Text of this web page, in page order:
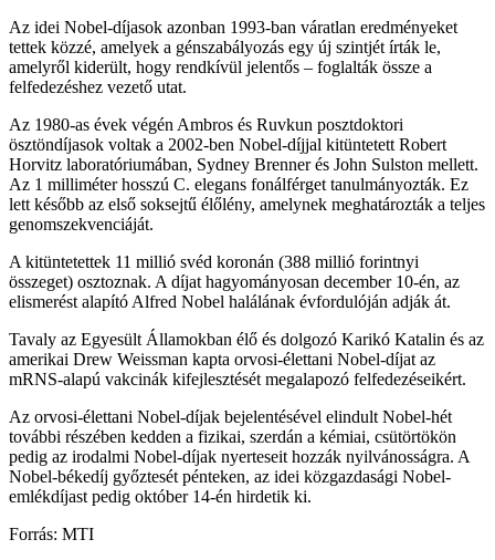
Az idei Nobel-díjasok azonban 1993-ban váratlan eredményeket
tettek közzé, amelyek a génszabályozás egy új szintjét írták le,
amelyről kiderült, hogy rendkívül jelentős – foglalták össze a
felfedezéshez vezető utat.
Az 1980-as évek végén Ambros és Ruvkun posztdoktori
ösztöndíjasok voltak a 2002-ben Nobel-díjjal kitüntetett Robert
Horvitz laboratóriumában, Sydney Brenner és John Sulston mellett.
Az 1 milliméter hosszú C. elegans fonálférget tanulmányozták. Ez
lett később az első soksejtű élőlény, amelynek meghatározták a teljes
genomszekvenciáját.
A kitüntetettek 11 millió svéd koronán (388 millió forintnyi
összeget) osztoznak. A díjat hagyományosan december 10-én, az
elismerést alapító Alfred Nobel halálának évfordulóján adják át.
Tavaly az Egyesült Államokban élő és dolgozó Karikó Katalin és az
amerikai Drew Weissman kapta orvosi-élettani Nobel-díjat az
mRNS-alapú vakcinák kifejlesztését megalapozó felfedezéseikért.
Az orvosi-élettani Nobel-díjak bejelentésével elindult Nobel-hét
további részében kedden a fizikai, szerdán a kémiai, csütörtökön
pedig az irodalmi Nobel-díjak nyerteseit hozzák nyilvánosságra. A
Nobel-békedíj győztesét pénteken, az idei közgazdasági Nobel-
emlékdíjast pedig október 14-én hirdetik ki.
Forrás: MTI